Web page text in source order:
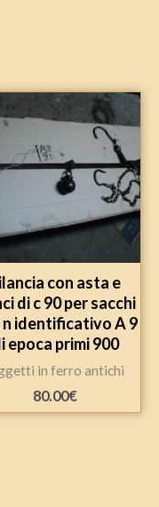
con asta e
di c 90 per sacchi
n identificativo A 9
epoca primi 900
in ferro antichi
80.00€